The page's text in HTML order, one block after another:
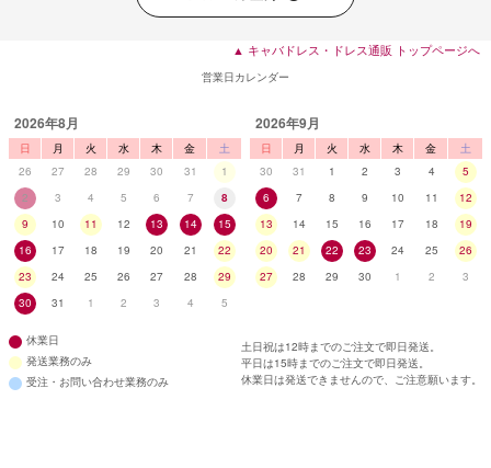
▲ キャバドレス・ドレス通販 トップページへ
営業日カレンダー
2026年8月
日 月 火 水 木 金
土
26
27 28 29 30 31
1
2
3 4 5 6 7
8
9
10 11 12 13 14
15
16
17 18 19 20 21
22
23
24 25 26 27 28
29
30
31 1 2 3 4 5
2026年9月
日 月 火 水 木 金
土
30
31 1 2 3 4
5
6
7 8 9 10 11
12
13
14 15 16 17 18
19
20
21 22 23 24 25
26
27
28 29 30 1 2 3
休業日
発送業務のみ
受注・お問い合わせ業務のみ
土日祝は12時までのご注文で即日発送。
平日は15時までのご注文で即日発送。
休業日は発送できませんので、ご注意願います。